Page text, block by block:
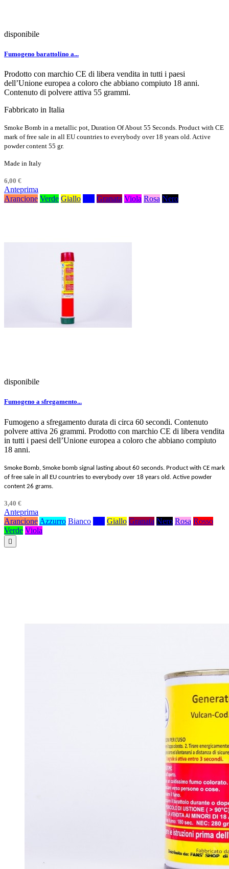
disponibile
Fumogeno barattolino a...
Prodotto con marchio CE di libera vendita in tutti i paesi
dell’Unione europea a coloro che abbiano compiuto 18 anni.
Contenuto di polvere attiva 55 grammi.
Fabbricato in Italia
Smoke Bomb in a metallic pot, Duration Of About 55 Seconds. Product with CE
mark of free sale in all EU countries to everybody over 18 years old. Active
powder content 55 gr.
Made in Italy
6,00 €
Anteprima
Arancione Verde Giallo Granata Viola Rosa Nero
disponibile
Fumogeno a sfregamento...
Fumogeno a sfregamento durata di circa 60 secondi. Contenuto
polvere attiva 26 grammi. Prodotto con marchio CE di libera vendita
in tutti i paesi dell’Unione europea a coloro che abbiano compiuto
18 anni.
Smoke Bomb, Smoke bomb signal lasting about 60 seconds. Product with CE mark
of free sale in all EU countries to everybody over 18 years old. Active powder
content 26 grams.
3,40 €
Anteprima
Arancione Azzurro Bianco Giallo Granata Nero Rosa Rosso
Verde Viola
